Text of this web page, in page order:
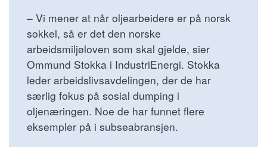
– Vi mener at når oljearbeidere er på norsk
sokkel, så er det den norske
arbeidsmiljøloven som skal gjelde, sier
Ommund Stokka i IndustriEnergi. Stokka
leder arbeidslivsavdelingen, der de har
særlig fokus på sosial dumping i
oljenæringen. Noe de har funnet flere
eksempler på i subseabransjen.